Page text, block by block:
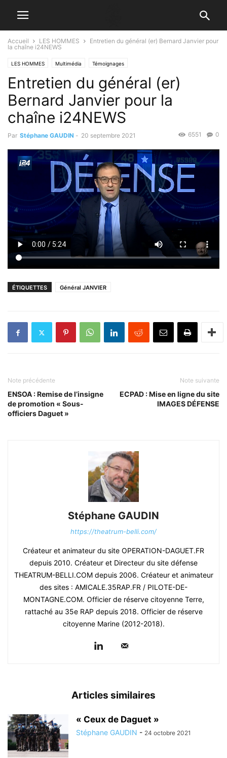
Accueil LES HOMMES
Entretien du général (er) Bernard Janvier pour
la chaîne i24NEWS
LES HOMMES Multimédia Témoignages
Entretien du général (er)
Bernard Janvier pour la
chaîne i24NEWS
Par Stéphane GAUDIN - 20 septembre 2021 0
6551
ÉTIQUETTES Général JANVIER
Note précédente
ENSOA : Remise de l’insigne
de promotion « Sous-
officiers Daguet »
Note suivante
ECPAD : Mise en ligne du site
IMAGES DÉFENSE
Stéphane GAUDIN
https://theatrum-belli.com/
Créateur et animateur du site OPERATION-DAGUET.FR
depuis 2010. Créateur et Directeur du site défense
THEATRUM-BELLI.COM depuis 2006. Créateur et animateur
des sites : AMICALE.35RAP.FR / PILOTE-DE-
MONTAGNE.COM. Officier de réserve citoyenne Terre,
rattaché au 35e RAP depuis 2018. Officier de réserve
citoyenne Marine (2012-2018).
Articles similaires
« Ceux de Daguet »
Stéphane GAUDIN - 24 octobre 2021